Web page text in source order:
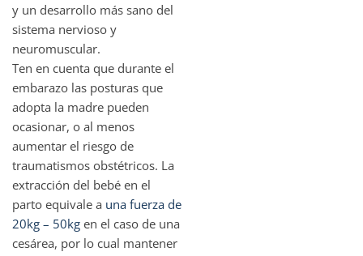
y un desarrollo más sano del
sistema nervioso y
neuromuscular.
Ten en cuenta que durante el
embarazo las posturas que
adopta la madre pueden
ocasionar, o al menos
aumentar el riesgo de
traumatismos obstétricos. La
extracción del bebé en el
parto equivale a una fuerza de
20kg – 50kg en el caso de una
cesárea, por lo cual mantener